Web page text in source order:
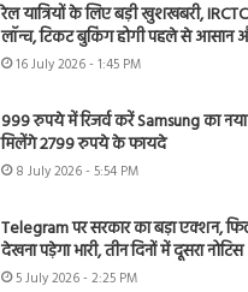
रेल यात्रियों के लिए बड़ी खुशखबरी,
लॉन्च, टिकट बुकिंग होगी पहले से आसान
16 July 2026 - 1:45 PM
999 रुपये में रिजर्व करें Samsung का
मिलेंगे 2799 रुपये के फायदे
8 July 2026 - 5:54 PM
Telegram पर सरकार का बड़ा एक्शन,
देखना पड़ेगा भारी, तीन दिनों में दूसरा नोटिस
5 July 2026 - 2:25 PM